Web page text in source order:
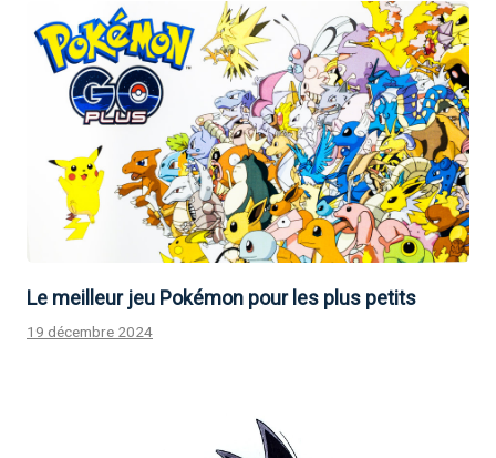
Le meilleur jeu Pokémon pour les plus petits
19 décembre 2024